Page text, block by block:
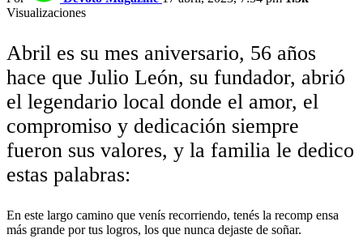
Visualizaciones
Abril es su mes aniversario, 56 años
hace que Julio León, su fundador, abrió
el legendario local donde el amor, el
compromiso y dedicación siempre
fueron sus valores, y la familia le dedico
estas palabras:
En este largo camino que venís recorriendo, tenés la recomp ensa
más grande por tus logros, los que nunca dejaste de soñar.